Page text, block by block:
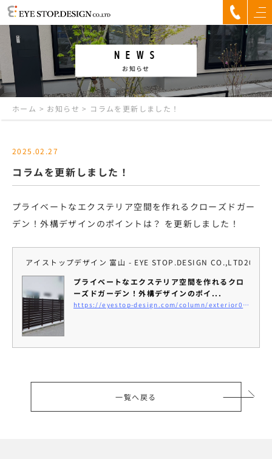
NEWS
お知らせ
ホーム > お知らせ > コラムを更新しました！
2025.02.27
コラムを更新しました！
プライベートなエクステリア空間を作れるクローズドガー
デン！外構デザインのポイントは？ を更新しました！
アイストップデザイン 富山 - EYE STOP.DESIGN CO.,LTD
プライベートなエクステリア空間を作れるクロ
ーズドガーデン！外構デザインのポイ...
https://eyestop-design.com/column/exterior018
一覧へ戻る